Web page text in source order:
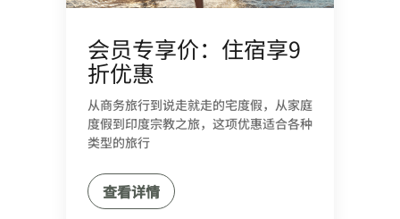
会员专享价：住宿享9
折优惠
从商务旅行到说走就走的宅度假，从家庭
度假到印度宗教之旅，这项优惠适合各种
类型的旅行
查看详情